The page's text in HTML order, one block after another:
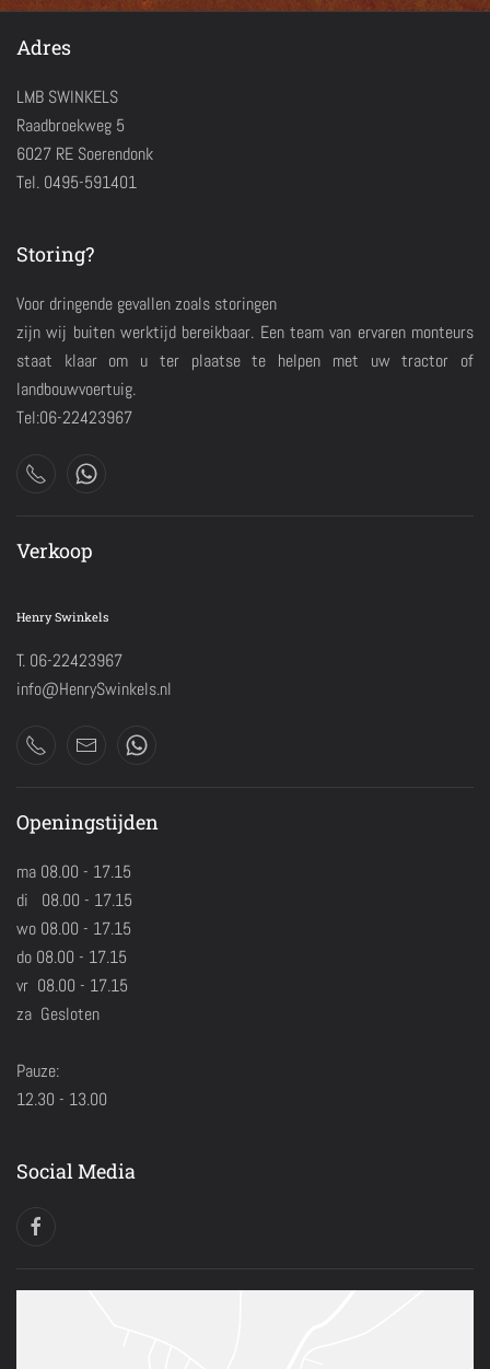
Adres
LMB SWINKELS
Raadbroekweg 5
6027 RE Soerendonk
Tel. 0495-591401
Storing?
Voor dringende gevallen zoals storingen
zijn wij buiten werktijd bereikbaar. Een team van ervaren monteurs
staat klaar om u ter plaatse te helpen met uw tractor of
landbouwvoertuig.
Tel:06-22423967
Verkoop
Henry Swinkels
T. 06-22423967
info@HenrySwinkels.nl
Openingstijden
ma 08.00 - 17.15
di 08.00 - 17.15
wo 08.00 - 17.15
do 08.00 - 17.15
vr 08.00 - 17.15
za Gesloten
Pauze:
12.30 - 13.00
Social Media